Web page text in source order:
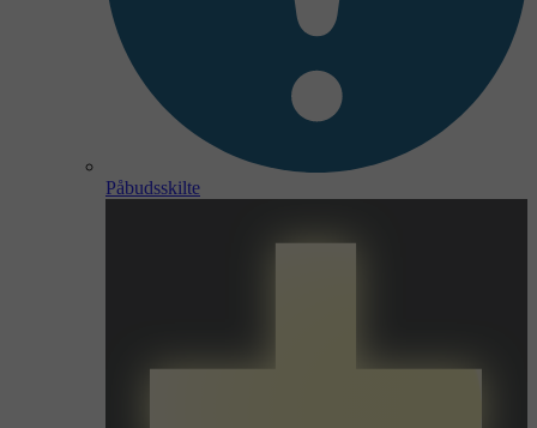
Påbudsskilte